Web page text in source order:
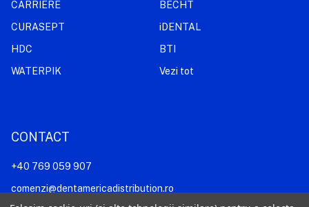
CARRIERE
CURASEPT
HDC
WATERPIK
BECHT
iDENTAL
BTI
Vezi tot
CONTACT
+40 769 059 907
comenzi@dentamericadistribution.ro